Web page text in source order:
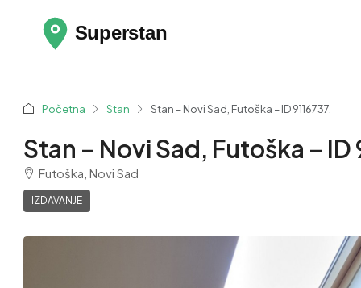
Početna Stan Stan – Novi Sad, Futoška – ID 9116737.
Stan – Novi Sad, Futoška – ID
Futoška, Novi Sad
IZDAVANJE